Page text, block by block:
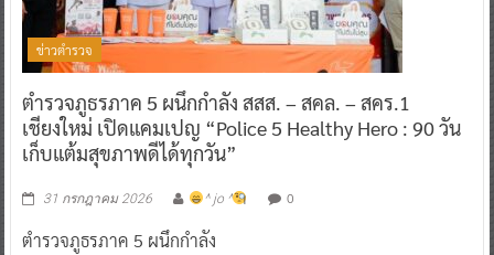
ข่าวตำรวจ
ตำรวจภูธรภาค 5 ผนึกกำลัง สสส. – สคล. – สคร.1
เชียงใหม่ เปิดแคมเปญ “Police 5 Healthy Hero : 90 วัน
เก็บแต้มสุขภาพดีได้ทุกวัน”
31 กรกฎาคม 2026 ^ jo ^ 0
ตำรวจภูธรภาค 5 ผนึกกำลัง